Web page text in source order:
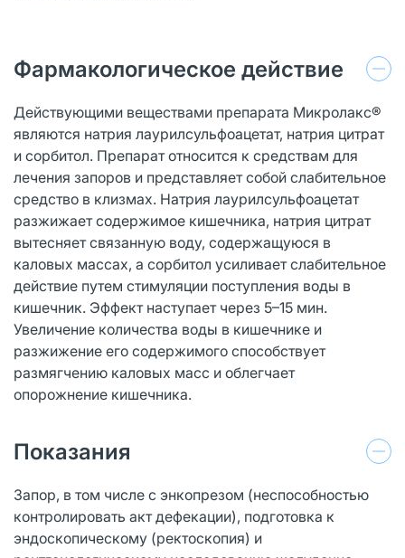
Фармакологическое действие
Действующими веществами препарата Микролакс®
являются натрия лаурилсульфоацетат, натрия цитрат
и сорбитол. Препарат относится к средствам для
лечения запоров и представляет собой слабительное
средство в клизмах. Натрия лаурилсульфоацетат
разжижает содержимое кишечника, натрия цитрат
вытесняет связанную воду, содержащуюся в
каловых массах, а сорбитол усиливает слабительное
действие путем стимуляции поступления воды в
кишечник. Эффект наступает через 5–15 мин.
Увеличение количества воды в кишечнике и
разжижение его содержимого способствует
размягчению каловых масс и облегчает
опорожнение кишечника.
Показания
Запор, в том числе с энкопрезом (неспособностью
контролировать акт дефекации), подготовка к
эндоскопическому (ректоскопия) и